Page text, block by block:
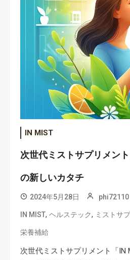
IN MIST
次世代ミストサプリメン
の新しいカタチ
2024年5月28日 phi72110
IN MIST, ヘルステック, ミストサ
栄養補給
次世代ミストサプリメント「IN